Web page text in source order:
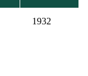
1932